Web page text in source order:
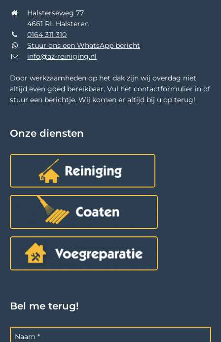
Halsterseweg 77
4661 RL Halsteren
0164 311 310
Stuur ons een WhatsApp bericht
info@az-reiniging.nl
Door werkzaamheden op het dak zijn wij overdag niet
altijd even goed bereikbaar. Vul het contactformulier in of
stuur een berichtje. Wij komen er altijd bij u op terug!
Onze diensten
Bel me terug!